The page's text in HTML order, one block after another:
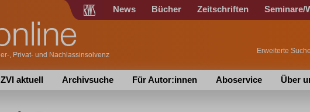
News Bücher Zeitschriften Seminare/
Erweiterte Suche
ZVI aktuell Archivsuche Für Autor:innen Aboservice Über